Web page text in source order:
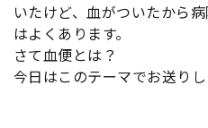
いたけど、血がついたから
はよくあります。
さて血便とは？
今日はこのテーマでお送りし